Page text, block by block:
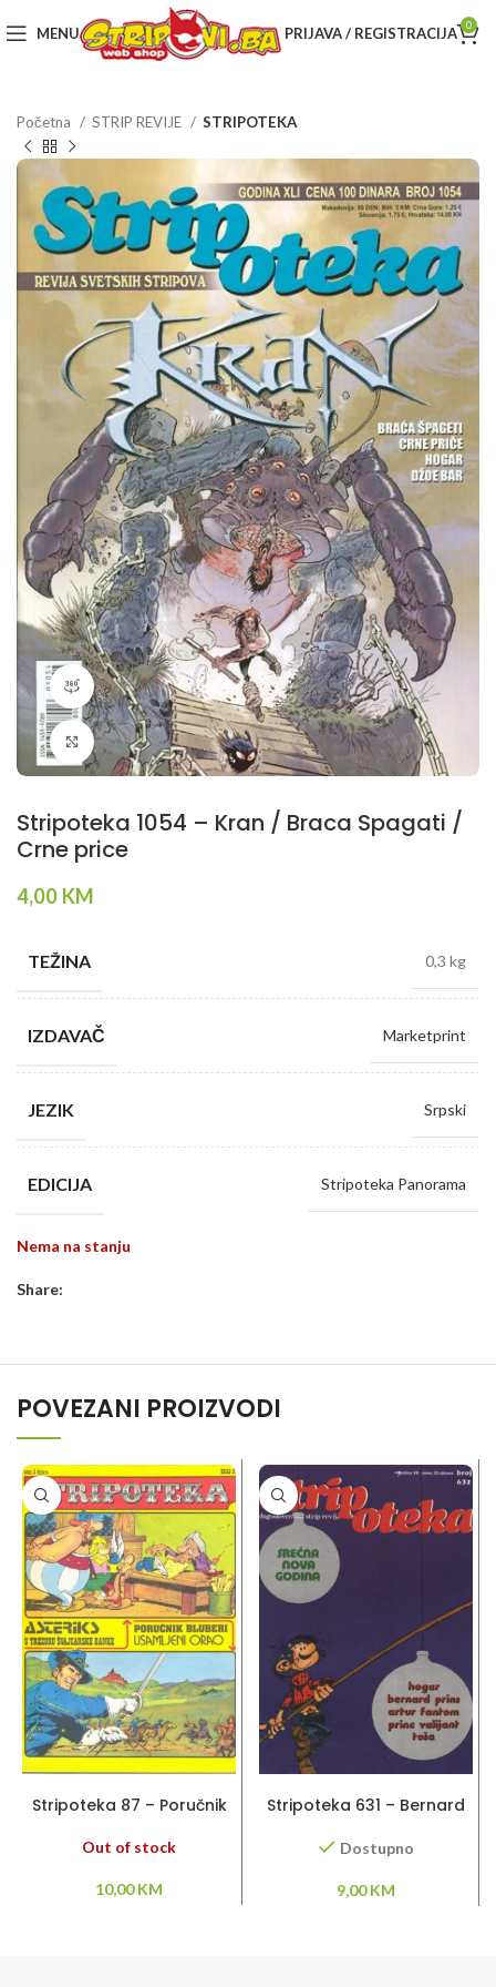
MENU PRIJAVA / REGISTRACIJA 0
Početna STRIP REVIJE STRIPOTEKA
360 product view
Klikni da povečaš
Stripoteka 1054 – Kran / Braca Spagati /
Crne price
4,00 KM
TEŽINA 0,3 kg
IZDAVAČ Marketprint
JEZIK Srpski
EDICIJA Stripoteka Panorama
Nema na stanju
Share:
POVEZANI PROIZVODI
Stripoteka 87 – Poručnik
Out of stock
10,00KM
Stripoteka 631 – Bernard
Princ Valiant
Dostupno
9,00KM